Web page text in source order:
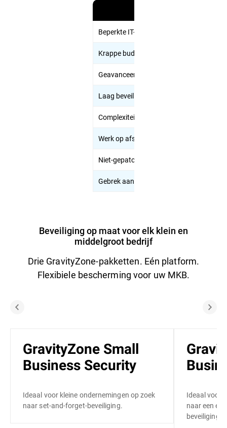
Beperkte IT-middelen
Krappe budgetten
Geavanceerde bedreigingen
Laag beveiligingsbewustzijn
Complexiteit van de naleving
Werk op afstand en BYOD
Niet-gepatchte systemen
Gebrek aan zichtbaarheid van
Beveiliging op maat voor elk klein en
middelgroot bedrijf
Drie GravityZone-pakketten. Eén platform.
Flexibiele bescherming voor uw MKB.
GravityZone Small
Business Security
Ideaal voor kleine ondernemingen op zoek
naar set-and-forget-beveiliging.
Ideaal voor
naar een
beveiliging.